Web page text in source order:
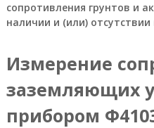
и
й
У
а
н
.
е
р
е
л
ь
Ф
сопротивления грунтов и
наличии и (или) отсутствии
Измерение
заземляющих
прибором